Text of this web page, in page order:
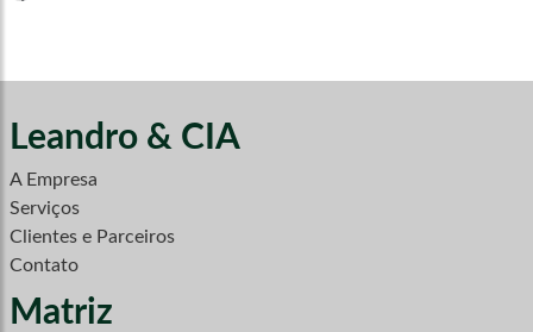
Leandro & CIA
A Empresa
Serviços
Clientes e Parceiros
Contato
Matriz